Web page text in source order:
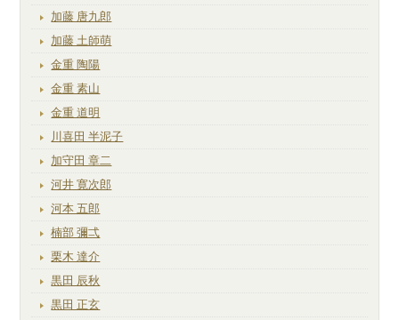
加藤 唐九郎
加藤 土師萌
金重 陶陽
金重 素山
金重 道明
川喜田 半泥子
加守田 章二
河井 寛次郎
河本 五郎
楠部 彌弌
栗木 達介
黒田 辰秋
黒田 正玄